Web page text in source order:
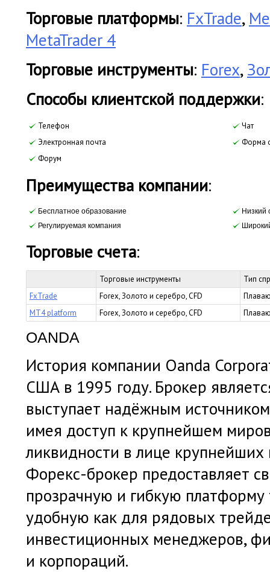
Торговые платформы: FxTrade,
MetaTrader 4
Торговые инструменты: Forex,
Cпособы клиентской поддержки:
Телефон
Чат
Электронная почта
Форма
Форум
Преимущества компании:
Бесплатное образование
Низкий
Регулируемая компания
Торговые счета:
Торговые инструменты
Тип
FxTrade
Forex, Золото и серебро, CFD
MT4 platform
Forex, Золото и серебро, CFD
OANDA
История компании Oanda
США в 1995 году. Брокер
выступает надёжным
имея доступ к крупнейшем
ликвидности в лице
Форекс-брокер предоставляет
прозрачную и гибкую
удобную как для рядовых
инвестиционных менеджеров,
и корпораций.